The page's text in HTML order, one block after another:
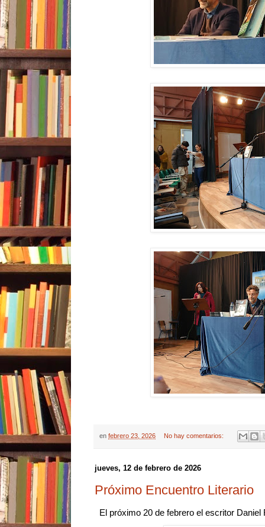
en febrero 23, 2026 No hay comentarios:
jueves, 12 de febrero de 2026
Próximo Encuentro Literario
El próximo 20 de febrero el escritor